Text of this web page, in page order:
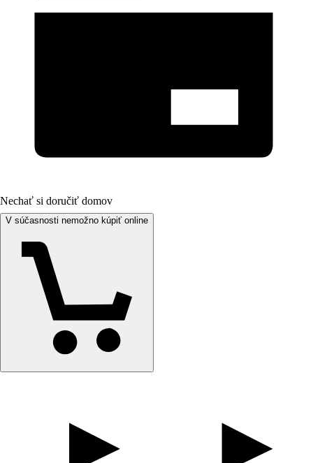
Nechať si doručiť domov
V súčasnosti nemožno kúpiť online